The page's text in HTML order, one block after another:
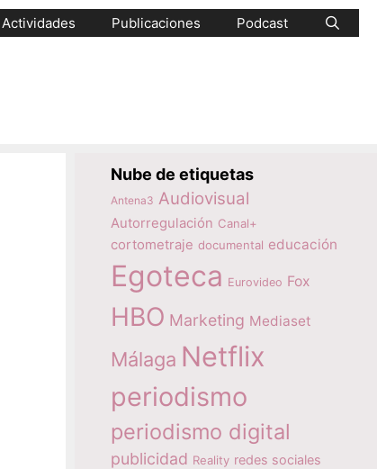
Actividades Publicaciones Podcast
Nube de etiquetas
Antena3 Audiovisual
Autorregulación Canal+
cortometraje documental educación
Egoteca Eurovideo Fox
HBO Marketing Mediaset
Málaga Netflix
periodismo
periodismo digital
publicidad Reality redes sociales